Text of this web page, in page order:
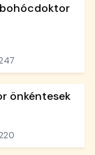
bohócdoktor
önkéntesek